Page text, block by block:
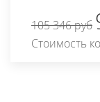
105 346 руб
Стоимость